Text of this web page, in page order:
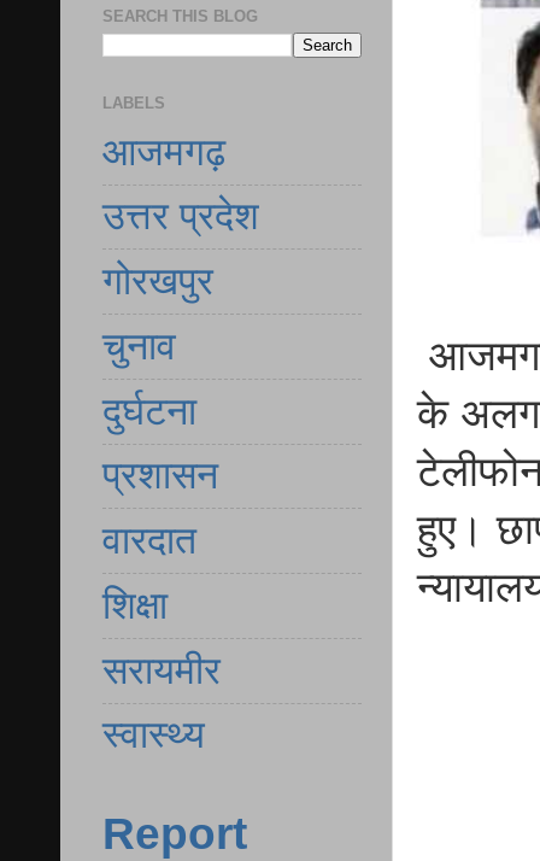
के अलग-
हुए।
SEARCH THIS BLOG
LABELS
आजमगढ़
उत्तर प्रदेश
गोरखपुर
चुनाव
दुर्घटना
प्रशासन
वारदात
शिक्षा
सरायमीर
स्वास्थ्य
Report